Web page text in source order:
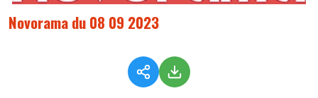
Novorama du 08 09 2023